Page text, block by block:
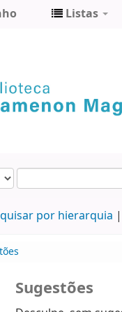
Listas
por hierarquia
Sugestões